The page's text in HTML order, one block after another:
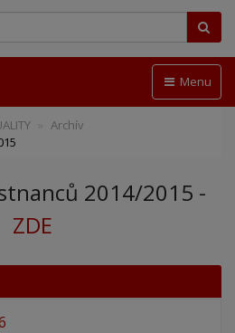
Menu
Archív
2014/2015 -
ZDE